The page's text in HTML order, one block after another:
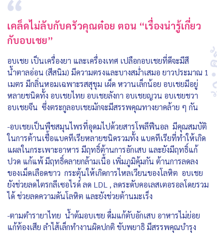
เคล็ดไม่ลับกับครัวคุณต๋อย ตอน “เรื่องน่ารู้เกี่ยว
กับอบเชย”
อบเชย เป็นเครื่องยา และเครื่องเทศ เปลือกอบเชยที่ดีจะมีสี
น้ำตาลอ่อน (สีสนิม) มีความตรงและบางสม่ำเสมอ ยาวประมาณ 1
เมตร มีกลิ่นหอมเฉพาะรสสุขุม เผ็ด หวานเล็กน้อย อบเชยมีอยู่
หลายชนิดทั้ง อบเชยไทย อบเชยลังกา อบเชยญวน อบเชยชวา
อบเชยจีน ซึ่งตระกูลอบเชยมักจะมีสรรพคุณทางยาคล้าย ๆ กัน
-อบเชยเป็นพืชสมุนไพรที่อุดมไปด้วยสารโพลีฟีนอล มีคุณสมบัติ
ในการต้านเชื้อแบคทีเรียหลายชนิดรวมทั้ง แบคทีเรียที่ทำให้เกิด
แผลในกระเพาะอาหาร มีฤทธิ์ต้านการอักเสบ และยังมีฤทธิ์แก้
ปวด แก้แพ้ มีฤทธิ์คลายกล้ามเนื้อ เพิ่มภูมิคุ้มกัน ต้านการลดลง
ของเม็ดเลือดขาว กระตุ้นให้เกิดการไหลเวียนของโลหิต อบเชย
ยังช่วยลดไตรกลีเซอไรด์ ลด LDL , ลดระดับคอเลสเตอรอลโดยรวม
ได้ ช่วยลดความดันโลหิต และยังช่วยต้านมะเร็ง
-ตามตำรายาไทย น้ำต้มอบเชย ดื่มแก้ตับอักเสบ อาหารไม่ย่อย
แก้ท้องเสีย ลำไส้เล็กทำงานผิดปกติ ขับพยาธิ มีสรรพคุณบำรุง